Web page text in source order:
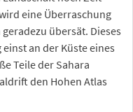
eine Überraschung
übersät. Dieses
an der Küste eines
Teile der Sahara
den Hohen Atlas